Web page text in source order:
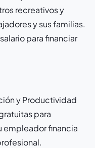
recreativos y
y sus familias.
para financiar
y Productividad
para
empleador financia